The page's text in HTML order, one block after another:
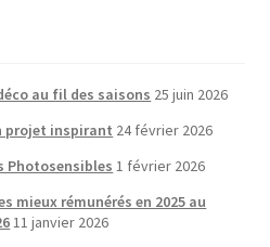
page
de
produit
au fil des saisons 25 juin 2026
projet inspirant 24 février 2026
Photosensibles 1 février 2026
mieux rémunérés en 2025 au
11 janvier 2026